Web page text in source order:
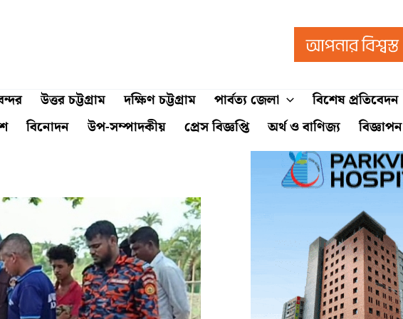
উত্তর চট্টগ্রাম দক্ষিণ চট্টগ্রাম পার্বত্য জেলা বিশেষ প্রতিবেদন
বিনোদন উপ-সম্পাদকীয় প্রেস বিজ্ঞপ্তি অর্থ ও বাণিজ্য বিজ্ঞাপন